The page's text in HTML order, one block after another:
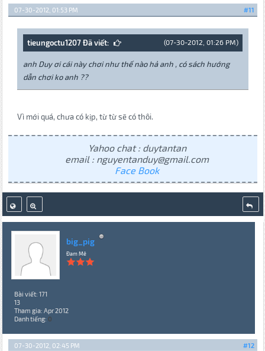
#11
07-30-2012, 01:53 PM
(07-30-2012, 01:26 PM)
tieungoctu1207 Đã viết:
anh Duy ơi cái này chơi như thế nào hả anh , có sách hướng
dẫn chơi ko anh ??
Vì mới quá, chưa có kịp, từ từ sẽ có thôi.
Yahoo chat : duytantan
email : nguyentanduy@gmail.com
Face Book
big_pig
Đam Mê
Bài viết: 171
13
Tham gia: Apr 2012
Danh tiếng: 0
#12
07-30-2012, 02:45 PM